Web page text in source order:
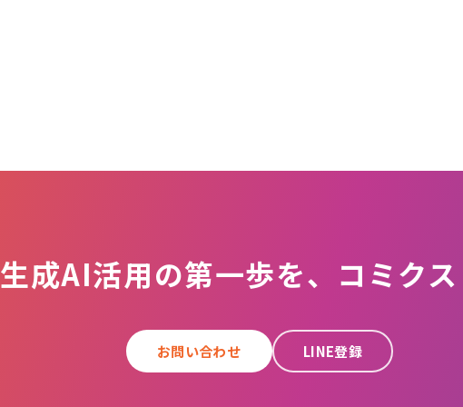
生成AI活用の第一歩を、コミク
お問い合わせ LINE登録